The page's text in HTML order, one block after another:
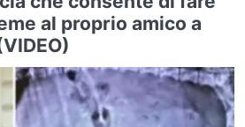
al proprio amico a